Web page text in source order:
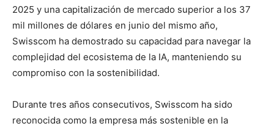
2025 y una capitalización de mercado superior a los 37
mil millones de dólares en junio del mismo año,
Swisscom ha demostrado su capacidad para navegar la
complejidad del ecosistema de la IA, manteniendo su
compromiso con la sostenibilidad.
Durante tres años consecutivos, Swisscom ha sido
reconocida como la empresa más sostenible en la